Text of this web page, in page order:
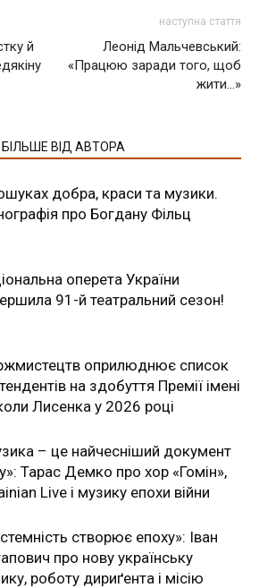
й
наступна стаття
Леонід Мальчевський:
«Працюю заради того, щоб
жити…»
БІЛЬШЕ ВІД АВТОРА
добра, краси та музики.
про Богдану Фільц
оперета України
91-й театральний сезон!
оприлюднює список
на здобуття Премії імені
Лисенка у 2026 році
– це найчесніший документ
Тарас Демко про хор «Гомін»,
Live і музику епохи війни
створює епоху»: Іван
про нову українську
роботу дириґента і місію